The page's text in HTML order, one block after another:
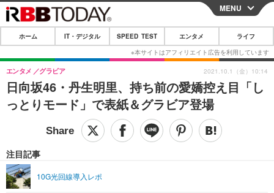
CLOSE
ホーム
IT・デジタル
IT・デジタルTOP スマートフォン
ショッピング その他
SPEED TEST
エンタメTOP 映画・ドラマ
ライフTOP
リリース一覧
MENU
ホーム IT・デジタル SPEED TEST エンタメ ライフ
日向坂46・丹生明里、持ち前の愛嬌控え目「し
っとりモード」で表紙＆グラビア登場
エンタメ グラビア
注目記事
10G光回線導入レポ
2021.10.1（金）10:14